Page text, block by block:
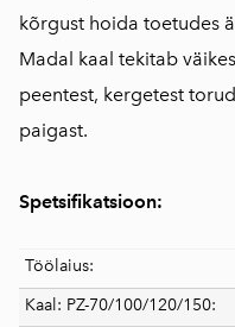
kõrgust hoida toetudes
Madal kaal tekitab
peentest, kergetest
paigast.
Spetsifikatsioon:
Töölaius:
Kaal: PZ-70/100/120/150: